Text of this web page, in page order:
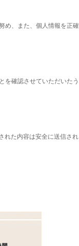
、また、個人情報を正
確認させていただいた
た内容は安全に送信され